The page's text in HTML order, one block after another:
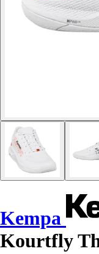
Kempa
Kourtfly